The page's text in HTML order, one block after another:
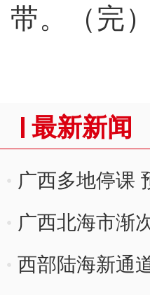
带。（完）
最新新闻
广西多地停课
广西北海市渐
西部陆海新通